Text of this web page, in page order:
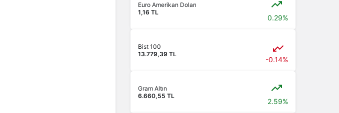
Euro Amerikan Doları
1,16 TL
0.29%
Bist 100
13.779,39 TL
-0.14%
Gram Altın
6.660,55 TL
2.59%